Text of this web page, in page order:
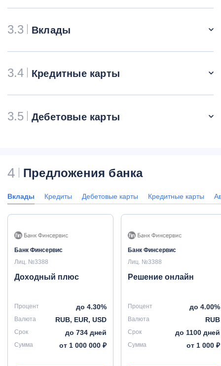
3.3 Вклады
3.4 Кредитные карты
3.5 Дебетовые карты
4 Предложения банка
Вклады Кредиты Дебетовые карты Кредитные карты
Банк Финсервис
Лиц. №3388
Доходный плюс
Процент до 4.30%
Валюта RUB, EUR, USD
Срок до 734 дней
Сумма от 1 000 000 ₽
Банк Финсервис
Лиц. №3388
Решение онлайн
Процент до 4.00%
Валюта RUB
Срок до 1100 дней
Сумма от 1 000 ₽